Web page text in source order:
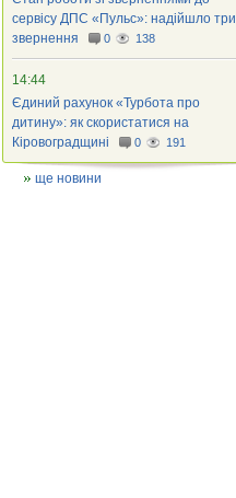
сервісу ДПС «Пульс»: надійшло три
звернення
0 138
14:44
Єдиний рахунок «Турбота про
дитину»: як скористатися на
Кіровоградщині
0 191
ще новини